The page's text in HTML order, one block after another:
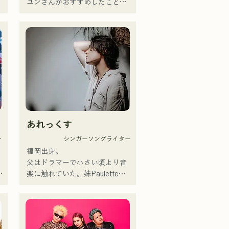
ユンさんがおすすめしたことで
2019年4月より始動したJ-POP
バンド。各メンバーがバンドや
サポートの活動・経験をしてい
る中、新たなる音楽の目標を掲
げバンドを結成。CHiKaの透明
感のある声、等身大の歌詞をど
こか懐かしいメロディに乗せた
いる。その楽曲を支えるように
メンバーの個性が生かされ、そ
の音も優しく温かい。
福岡を中心にライブハウスや野
外イベントなどに出演中。また
韓国のアイドルSTAYCのメンバ
ー、ユンさんが福岡旅行をされ
あれっくす
シンガーソングライター
福岡出身。
父はドラマーで小さい頃より音
楽に触れていた。妹Pauletteも
クファミリー。
10代後半にアメリカへ4年半留